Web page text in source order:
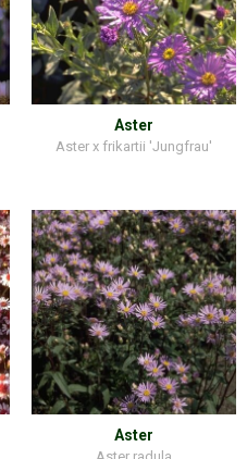
Aster
Aster x frikartii 'Jungfrau'
Aster
Aster radula